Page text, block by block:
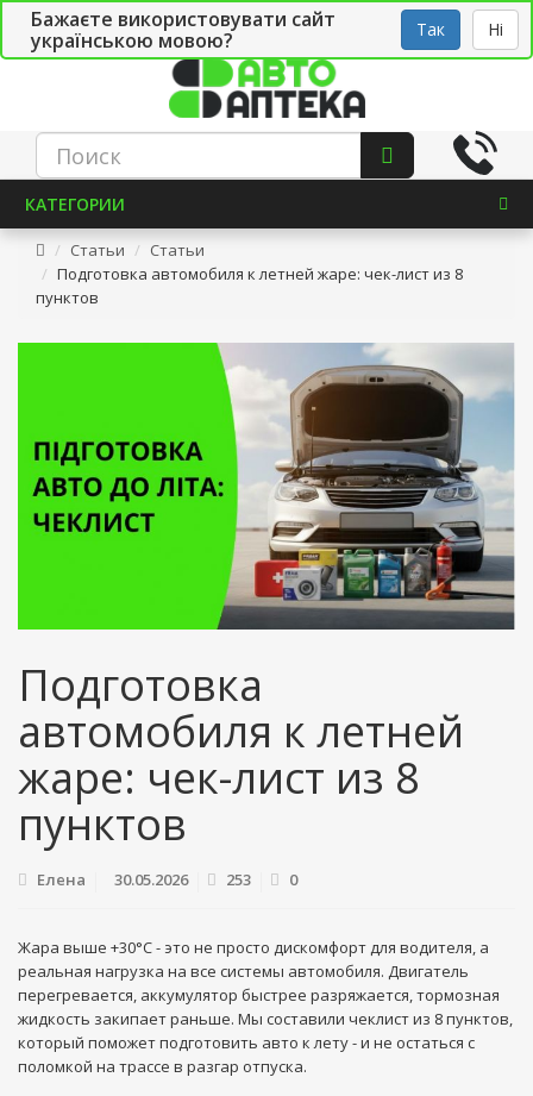
Бажаєте використовувати сайт
українською мовою?
Так Ні
СТО Укр
КАТЕГОРИИ
Статьи
Статьи
Подготовка автомобиля к летней жаре: чек-лист из 8
пунктов
Подготовка
автомобиля к летней
жаре: чек-лист из 8
пунктов
Елена 30.05.2026 253 0
Жара выше +30°C - это не просто дискомфорт для водителя, а
реальная нагрузка на все системы автомобиля. Двигатель
перегревается, аккумулятор быстрее разряжается, тормозная
жидкость закипает раньше. Мы составили чеклист из 8 пунктов,
который поможет подготовить авто к лету - и не остаться с
поломкой на трассе в разгар отпуска.